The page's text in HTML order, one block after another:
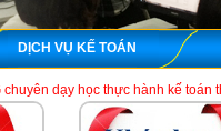
DỊCH VỤ KẾ TOÁN
thực hành kế toán thuế tổng